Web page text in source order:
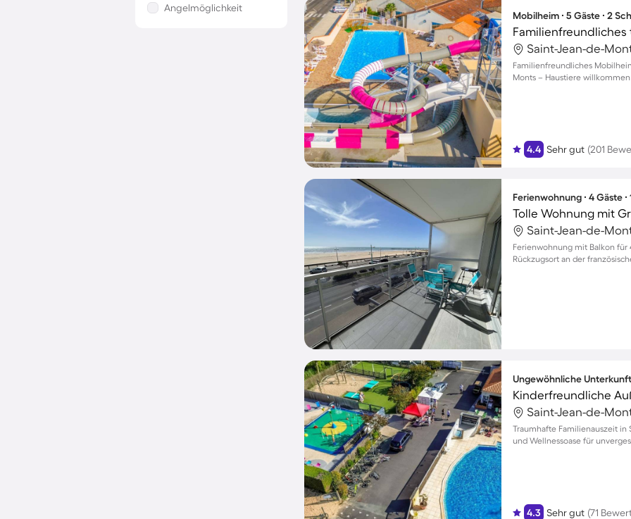
Angelmöglichkeit
Mobilheim ∙ 5 Gäste ∙ 2
Saint-Jean-de-
Familienfreundliches
Monts – Haustiere
4.4 Sehr gut (201
Ferienwohnung ∙ 4 Gäste
Tolle Wohnung mit
Saint-Jean-de-
Ferienwohnung mit Balkon für
Rückzugsort an der
Ungewöhnliche Unterkunft
Saint-Jean-de-
Traumhafte Familienauszeit
und Wellnessoase für
4.3 Sehr gut (71